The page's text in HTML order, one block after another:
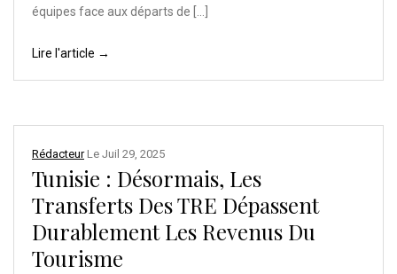
équipes face aux départs de […]
Lire l'article →
RédacteurLe Juil 29, 2025
Tunisie : Désormais, Les
Transferts Des TRE Dépassent
Durablement Les Revenus Du
Tourisme